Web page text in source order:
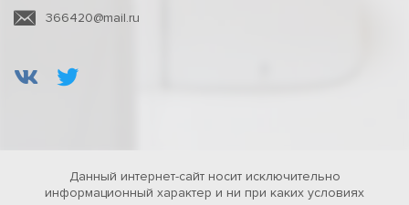
366420@mail.ru
Данный интернет-сайт носит исключительно
информационный характер и ни при каких условиях